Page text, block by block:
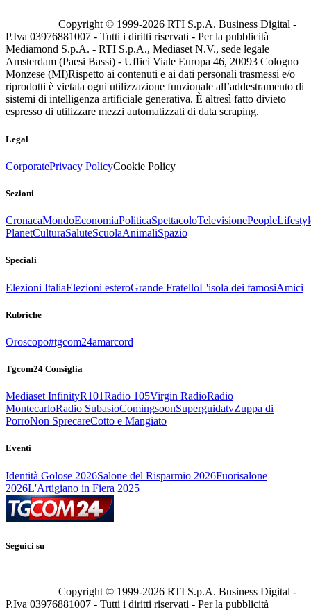
Copyright © 1999-2026 RTI S.p.A. Business Digital -
P.Iva 03976881007 - Tutti i diritti riservati - Per la pubblicità
Mediamond S.p.A. - RTI S.p.A., Mediaset N.V., sede legale
Amsterdam (Paesi Bassi) - Uffici Viale Europa 46, 20093 Cologno
Monzese (MI)Rispetto ai contenuti e ai dati personali trasmessi e/o
riprodotti è vietata ogni utilizzazione funzionale all’addestramento di
sistemi di intelligenza artificiale generativa. È altresì fatto divieto
espresso di utilizzare mezzi automatizzati di data scraping.
Legal
CorporatePrivacy PolicyCookie Policy
Sezioni
CronacaMondoEconomiaPoliticaSpettacoloTelevisionePeople
PlanetCulturaSaluteScuolaAnimaliSpazio
Speciali
Elezioni ItaliaElezioni esteroGrande FratelloL'isola dei famosiAmici
Rubriche
Oroscopo#tgcom24amarcord
Tgcom24 Consiglia
Mediaset InfinityR101Radio 105Virgin RadioRadio
MontecarloRadio SubasioComingsoonSuperguidatvZuppa di
PorroNon SprecareCotto e Mangiato
Eventi
Identità Golose 2026Salone del Risparmio 2026Fuorisalone
2026L'Artigiano in Fiera 2025
Seguici su
Copyright © 1999-2026 RTI S.p.A. Business Digital -
P.Iva 03976881007 - Tutti i diritti riservati - Per la pubblicità